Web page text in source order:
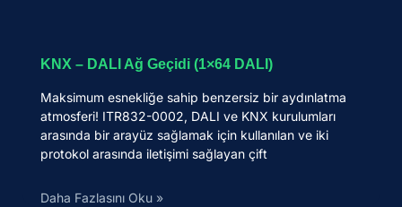
KNX – DALI Ağ Geçidi (1×64 DALI)
Maksimum esnekliğe sahip benzersiz bir aydınlatma
atmosferi! ITR832-0002, DALI ve KNX kurulumları
arasında bir arayüz sağlamak için kullanılan ve iki
protokol arasında iletişimi sağlayan çift
Daha Fazlasını Oku »